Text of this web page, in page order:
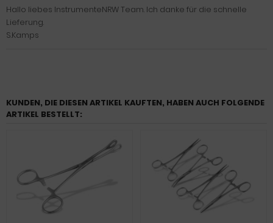
Hallo liebes InstrumenteNRW Team. Ich danke für die schnelle
Lieferung.
S.Kamps
KUNDEN, DIE DIESEN ARTIKEL KAUFTEN, HABEN AUCH FOLGENDE
ARTIKEL BESTELLT: